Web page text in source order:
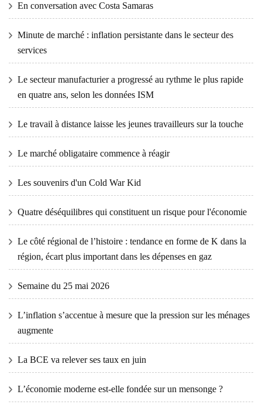
En conversation avec Costa Samaras
Minute de marché : inflation persistante dans le secteur des
services
Le secteur manufacturier a progressé au rythme le plus rapide
en quatre ans, selon les données ISM
Le travail à distance laisse les jeunes travailleurs sur la touche
Le marché obligataire commence à réagir
Les souvenirs d'un Cold War Kid
Quatre déséquilibres qui constituent un risque pour l'économie
Le côté régional de l’histoire : tendance en forme de K dans la
région, écart plus important dans les dépenses en gaz
Semaine du 25 mai 2026
L’inflation s’accentue à mesure que la pression sur les ménages
augmente
La BCE va relever ses taux en juin
L’économie moderne est-elle fondée sur un mensonge ?